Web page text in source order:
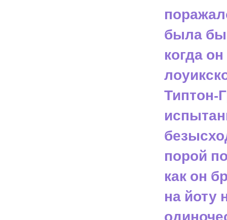
была бы
когда
Типтон-
порой
как он
на йоту